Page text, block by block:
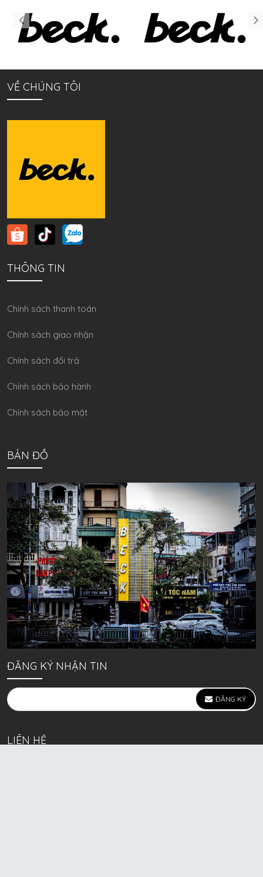
VỀ CHÚNG TÔI
THÔNG TIN
Chính sách thanh toán
Chính sách giao nhận
Chính sách đổi trả
Chính sách bảo hành
Chính sách bảo mật
BẢN ĐỒ
ĐĂNG KÝ NHẬN TIN
ĐĂNG KÝ
LIÊN HỆ